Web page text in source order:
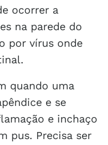
ocorrer a
na parede do
por vírus onde
quando uma
e se
e inchaço
pus. Precisa ser